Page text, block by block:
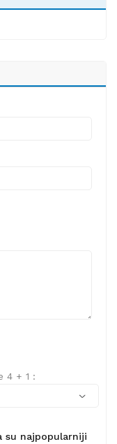
4 + 1 :
su najpopularniji